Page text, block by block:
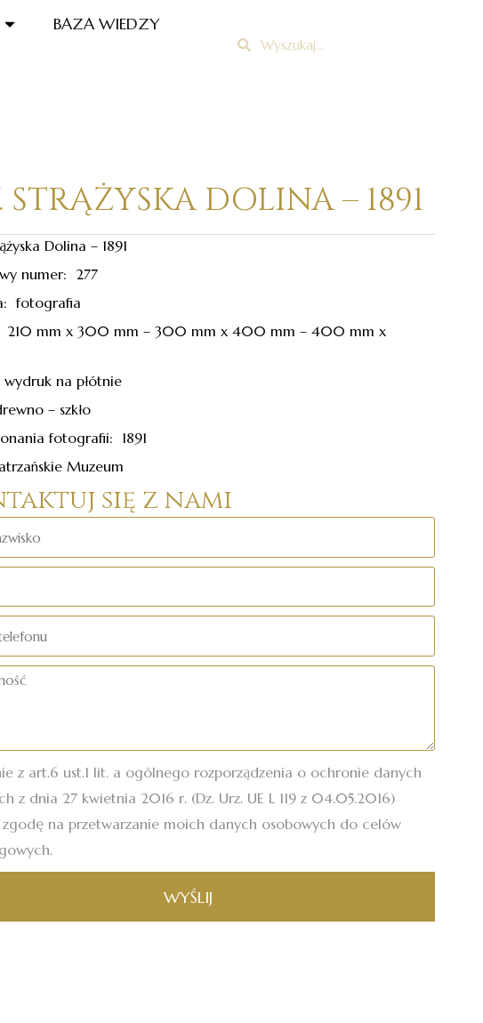
BAZA WIEDZY
SzukajSzukaj
STRĄŻYSKA DOLINA – 1891
Dolina – 1891
numer: 277
fotografia
210 mm x 300 mm – 300 mm x 400 mm – 400 mm x
na płótnie
– szkło
fotografii: 1891
Muzeum
się z nami
z art.6 ust.1 lit. a ogólnego rozporządzenia o ochronie danych
z dnia 27 kwietnia 2016 r. (Dz. Urz. UE L 119 z 04.05.2016)
zgodę na przetwarzanie moich danych osobowych do celów
WYŚLIJ